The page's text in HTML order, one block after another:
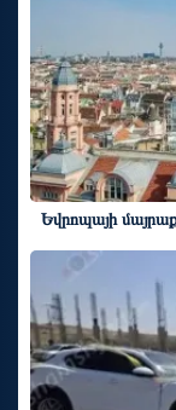
Եվրոպայի